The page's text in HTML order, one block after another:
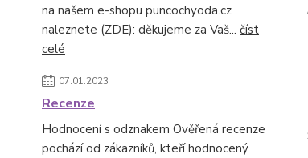
na našem e-shopu puncochyoda.cz
naleznete (ZDE): děkujeme za Vaš... číst
celé
07.01.2023
Recenze
Hodnocení s odznakem Ověřená recenze
pochází od zákazníků, kteří hodnocený